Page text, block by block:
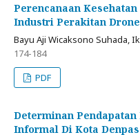
Perencanaan
Industri Perakitan
Bayu Aji Wicaksono Suhada,
174-184
PDF
Determinan
Informal Di Kota